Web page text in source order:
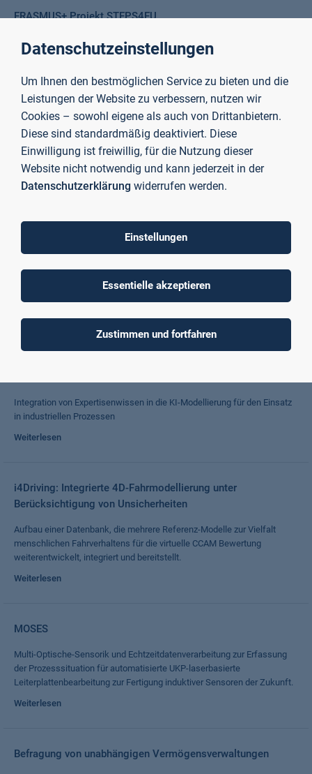
ERASMUS+ Projekt STEPS4EU
Verbesserung des Gesamterfolgs bei der Durchführung von
Ingenieurprojekten in der EU durch Ausbau übergreifender Kompetenzen
KIsS
Entwicklung einer themen- und anwendungsübergreifende Hard- und
Software-Plattform zur KI-gestützten Sensordatenanalyse
mainproject
Transformation, Nachhaltigkeit und Agile Transition zur Stärkung der
Wettbewerbsfähigkeit von KMU in der Region Bayerischer Untermain.
Integration von Expertisenwissen in die KI-Modellierung für den Einsatz
in industriellen Prozessen
Weiterlesen
i4Driving: Integrierte 4D-Fahrmodellierung unter
Berücksichtigung von Unsicherheiten
Aufbau einer Datenbank, die mehrere Referenz-Modelle zur Vielfalt
menschlichen Fahrverhaltens für die virtuelle CCAM Bewertung
weiterentwickelt, integriert und bereitstellt.
Weiterlesen
MOSES
Multi-Optische-Sensorik und Echtzeitdatenverarbeitung zur Erfassung
der Prozesssituation für automatisierte UKP-laserbasierte
Leiterplattenbearbeitung zur Fertigung induktiver Sensoren der Zukunft.
Weiterlesen
Befragung von unabhängigen Vermögensverwaltungen
Datenschutzeinstellungen
Um Ihnen den bestmöglichen Service zu bieten und die
Leistungen der Website zu verbessern, nutzen wir
Cookies – sowohl eigene als auch von Drittanbietern.
Diese sind standardmäßig deaktiviert. Diese
Einwilligung ist freiwillig, für die Nutzung dieser
Website nicht notwendig und kann jederzeit in der
Datenschutzerklärung widerrufen werden.
Einstellungen
Essentielle akzeptieren
Zustimmen und fortfahren